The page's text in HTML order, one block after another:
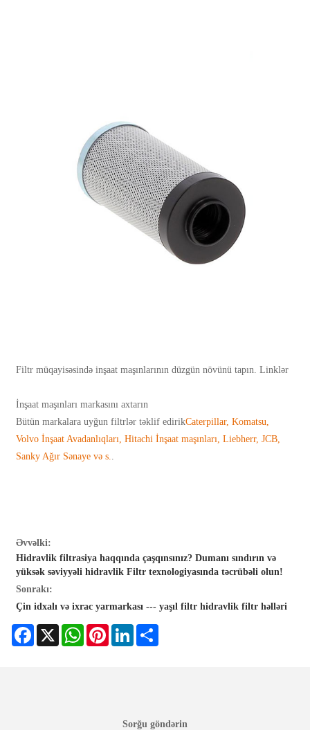
Filtr müqayisəsində inşaat maşınlarının düzgün növünü tapın. Linklər
İnşaat maşınları markasını axtarın
Bütün markalara uyğun filtrlər təklif edirikCaterpillar, Komatsu,
Volvo İnşaat Avadanlıqları, Hitachi İnşaat maşınları, Liebherr, JCB,
Sanky Ağır Sənaye və s..
Əvvəlki:
Hidravlik filtrasiya haqqında çaşqınsınız? Dumanı sındırın və
yüksək səviyyəli hidravlik Filtr texnologiyasında təcrübəli olun!
Sonrakı:
Çin idxalı və ixrac yarmarkası --- yaşıl filtr hidravlik filtr həlləri
Facebook
X WhatsAppPinterestLinkedIn
Sorğu göndərin